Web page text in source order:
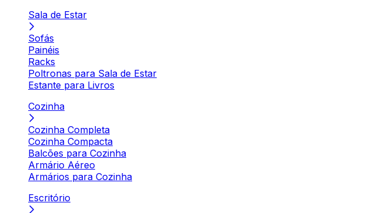
Sala de Estar
Sofás
Painéis
Racks
Poltronas para Sala de Estar
Estante para Livros
Cozinha
Cozinha Completa
Cozinha Compacta
Balcões para Cozinha
Armário Aéreo
Armários para Cozinha
Escritório